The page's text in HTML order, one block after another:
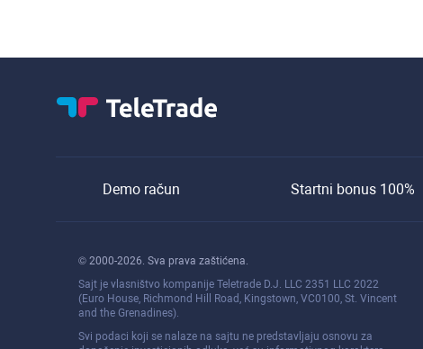
Demo račun Startni bonus 100%
© 2000-2026. Sva prava zaštićena.
Sajt je vlasništvo kompanije Teletrade D.J. LLC 2351 LLC 2022
(Euro House, Richmond Hill Road, Kingstown, VC0100, St. Vincent
and the Grenadines).
Svi podaci koji se nalaze na sajtu ne predstavljaju osnovu za